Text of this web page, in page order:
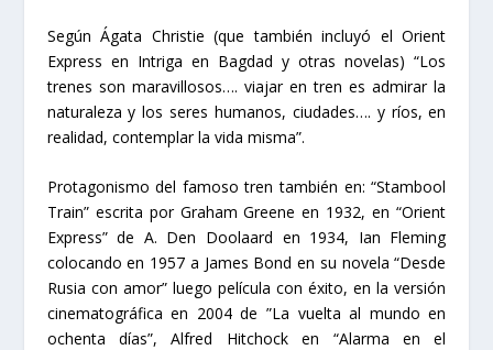
Según Ágata Christie (que también incluyó el Orient
Express en Intriga en Bagdad y otras novelas) “Los
trenes son maravillosos…. viajar en tren es admirar la
naturaleza y los seres humanos, ciudades…. y ríos, en
realidad, contemplar la vida misma”.
Protagonismo del famoso tren también en: “Stambool
Train” escrita por Graham Greene en 1932, en “Orient
Express” de A. Den Doolaard en 1934, Ian Fleming
colocando en 1957 a James Bond en su novela “Desde
Rusia con amor” luego película con éxito, en la versión
cinematográfica en 2004 de ”La vuelta al mundo en
ochenta días”, Alfred Hitchock en “Alarma en el